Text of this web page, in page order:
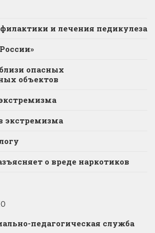
и лечения педикулеза
опасных
объектов
экстремизма
о вреде наркотиков
педагогическая служба